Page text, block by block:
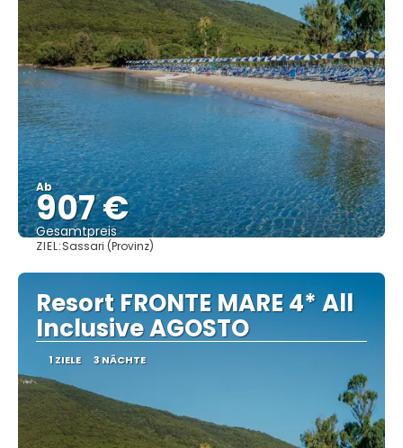
Ab
907 €
Gesamtpreis
ZIEL:Sassari (Provinz)
Resort FRONTE MARE 4* All
Inclusive AGOSTO
1 ZIELE 3 NÄCHTE